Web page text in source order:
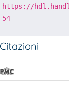
https://
54
Citazioni